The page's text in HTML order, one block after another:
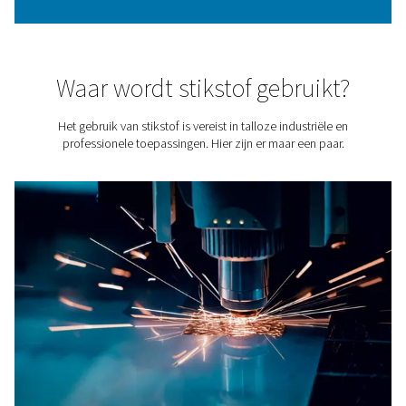
stikstofzuiverheid
, een flexibiliteit die niet
voorverpakt, geleverd stikstofgas, dat altijd de
zuiverheid heeft. Dankzij technologieën zoals
Adsorption (PSA) en membraanfiltratie kunnen
zuiverheidsniveau te bereiken dat vereist is voor hun
toepassingen. Deze capaciteit is cruciaal omdat
industriële en commerciële processen verschillende
stikstofzuiverheid vereisen.
Deze aanpasbare benadering van stikstofopwekking
niet alleen optimale prestaties voor elke unieke
maar vermijdt ook de inefficiënties en beperkingen die
gaan met de vaste zuiverheidsniveaus van het
stikstofgas, wat zowel de operationele flexibiliteit
kosteneffectiviteit verbetert.